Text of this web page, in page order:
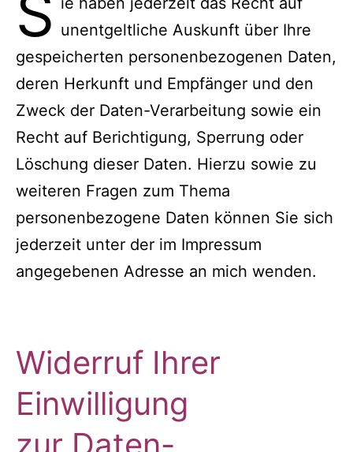
S unentgeltliche Auskunft über Ihre
gespeicherten personenbezogenen Daten,
deren Herkunft und Empfänger und den
Zweck der Daten-Verarbeitung sowie ein
Recht auf Berichtigung, Sperrung oder
Löschung dieser Daten. Hierzu sowie zu
weiteren Fragen zum Thema
personenbezogene Daten können Sie sich
jederzeit unter der im Impressum
angegebenen Adresse an mich wenden.
Widerruf Ihrer
Einwilligung